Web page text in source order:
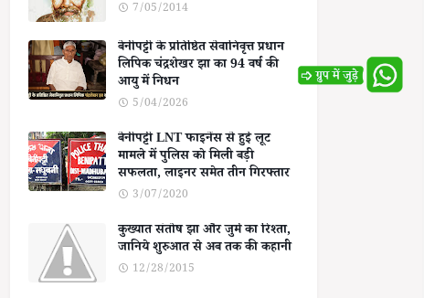
7/05/2014
बेनीपट्टी के प्रतिष्ठित सेवानिवृत्त प्रधान
लिपिक चंद्रशेखर झा का 94 वर्ष की
आयु में निधन
5/04/2026
बेनीपट्टी LNT फाइनेंस से हुई लूट
मामले में पुलिस को मिली बड़ी
सफलता, लाइनर समेत तीन गिरफ्तार
3/07/2020
कुख्यात संतोष झा और जुर्म का रिश्ता,
जानिये शुरुआत से अब तक की कहानी
12/28/2015